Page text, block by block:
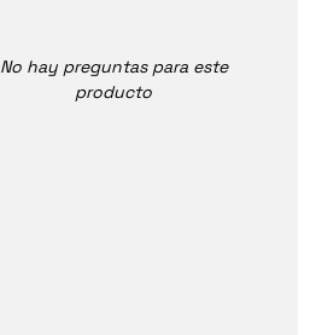
No hay preguntas para este
producto